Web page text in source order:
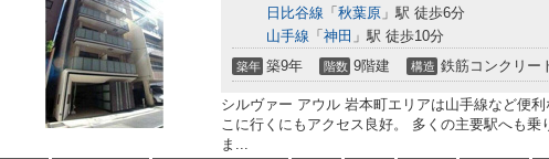
日比谷線 「 秋葉原 」駅 徒歩6分
山手線 「 神田 」駅 徒歩10分
築年 築9年 階数 9階建 構造 鉄筋コンクリー
シルヴァー アウル 岩本町エリアは山手線など便
こに行くにもアクセス良好。 多くの主要駅へも乗
ま...